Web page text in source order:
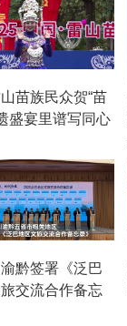
苗族民众贺“苗
盛宴里谱写同心
黔签署《泛巴
交流合作备忘